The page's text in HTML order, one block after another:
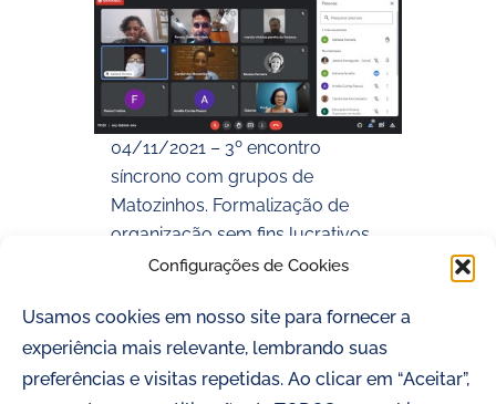
Configurações de Cookies
Usamos cookies em nosso site para fornecer a
experiência mais relevante, lembrando suas
preferências e visitas repetidas. Ao clicar em “Aceitar”,
04/11/2021 – 3º encontro
síncrono com grupos de
Matozinhos. Formalização de
organização sem fins lucrativos
MATOZINHOS